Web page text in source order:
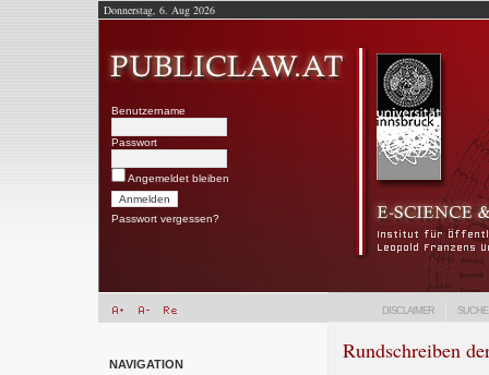
Donnerstag, 6. Aug 2026
Benutzername
Passwort
Angemeldet bleiben
Passwort vergessen?
DISCLAIMER SUCHE
NAVIGATION
Rundschreiben